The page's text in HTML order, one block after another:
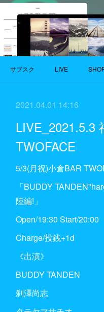
サブスク LIVE
2021.04.01 14:16
LIVE_2021.5.3
TWOFACE
5/3(月祝)小倉BAR
「BUDDY
陸編!」
Open/19:30 Start/20:00
Charge/投銭+1d
《出演》
BUDDY TANDEN
刹澤尚志